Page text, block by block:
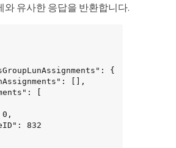
와 유사한 응답을 반환합니다.